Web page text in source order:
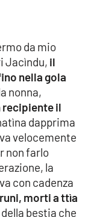
da mio
Jacìndu, il
nella gola
nonna,
recipiente il
dapprima
velocemente
non farlo
la
con cadenza
morti a ttìa
bestia che